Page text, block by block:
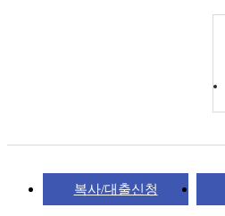
복사/대출신청